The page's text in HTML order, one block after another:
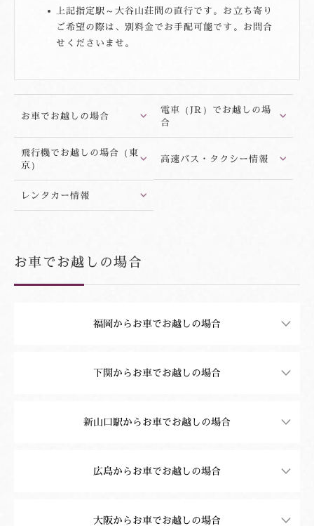
上記指定駅～大谷山荘間の直行です。お立ち寄り
ご希望の際は、別料金でお手配可能です。お問合
せくださいませ。
お車でお越しの場合 電車（JR）でお越しの場
合
飛行機でお越しの場合（東
京）
高速バス・タクシー情報
レンタカー情報
お車でお越しの場合
福岡からお車でお越しの場合
経路１（美祢IC経由）下関からお車でお越しの場合
経路１（美祢IC経由）
新山口駅からお車でお越しの場合
広島からお車でお越しの場合
大阪からお車でお越しの場合